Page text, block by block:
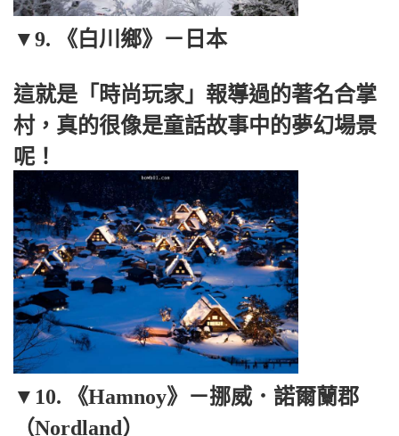
▼9. 《白川鄉》－日本
這就是「時尚玩家」報導過的著名合掌
村，真的很像是童話故事中的夢幻場景
呢！
▼10. 《Hamnoy》－挪威．諾爾蘭郡
（Nordland）